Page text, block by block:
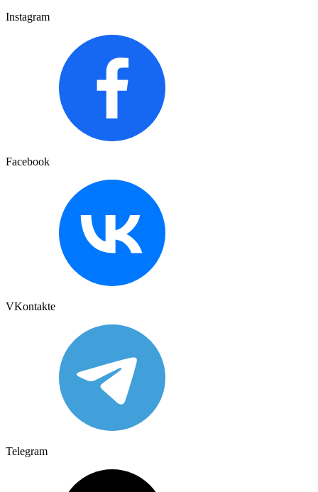
Instagram
Facebook
VKontakte
Telegram